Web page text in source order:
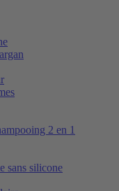
2 en 1
sans silicone